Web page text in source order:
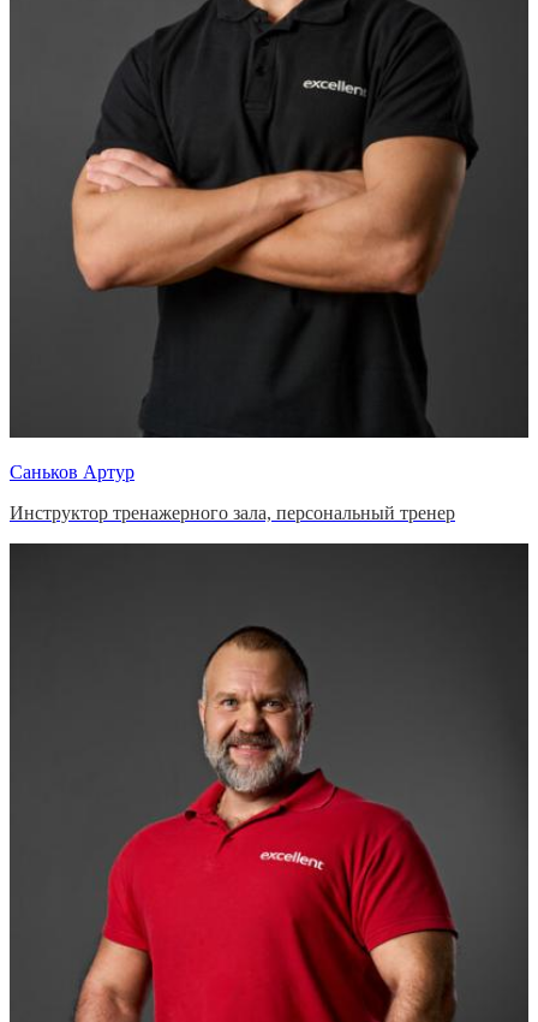
Саньков Артур
Инструктор тренажерного зала, персональный тренер